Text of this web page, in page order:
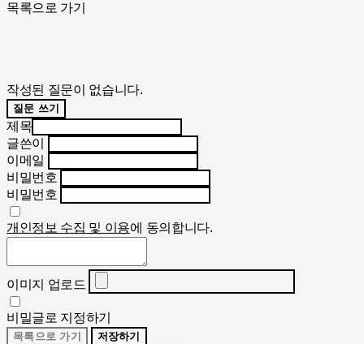
목록으로 가기
작성된 질문이 없습니다.
질문 쓰기
제목
글쓴이
이메일
비밀번호
비밀번호
개인정보 수집 및 이용에 동의합니다.
이미지 업로드
비밀글로 지정하기
목록으로 가기 저장하기